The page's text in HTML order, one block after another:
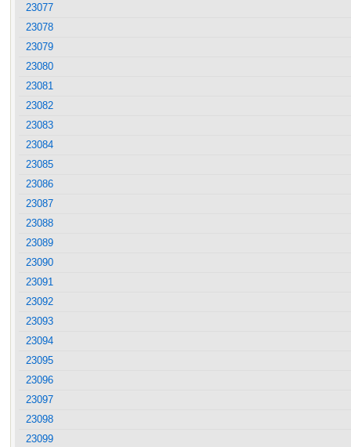
23077
23078
23079
23080
23081
23082
23083
23084
23085
23086
23087
23088
23089
23090
23091
23092
23093
23094
23095
23096
23097
23098
23099